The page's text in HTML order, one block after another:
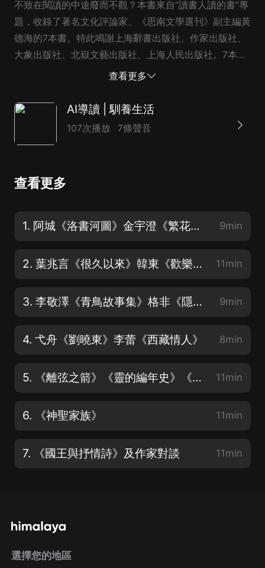
不致在閱讀的中途廢而不觀？本書來自“讀書人讀的書”專
題，收錄了著名文化評論家、《思南文學選刊》副主編黃
德海的7本書。特此鳴謝上海辭書出版社、作家出版社、
大象出版社、北嶽文藝出版社、上海人民出版社。7本書
分别為：1. 知堂兩夢抄2. 馴養生活3. 書讀完了4. 書到今
查看更多
AI導讀 | 馴養生活
107次播放 7條聲音
查看更多
1. 阿城《洛書河圖》金宇澄《繁花》賈平凹《老生》 9min
2. 葉兆言《很久以來》韓東《歡樂而隱秘》何頓《黃埔四期》 11min
3. 李敬澤《青鳥故事集》格非《隱身衣》紅柯《喀拉布風暴》田耳《天體懸浮》 9min
4. 弋舟《劉曉東》李蕾《西藏情人》 8min
5. 《離弦之箭》《靈的編年史》《天幕紅塵》 11min
6. 《神聖家族》 11min
7. 《國王與抒情詩》及作家對談 11min
選擇您的地區